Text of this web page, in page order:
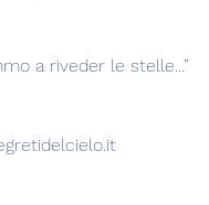
a riveder le stelle...”